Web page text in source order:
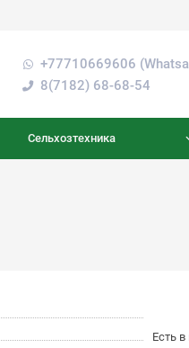
+77710669606
8(7182) 68-68-54
Сельхозтехника
Есть